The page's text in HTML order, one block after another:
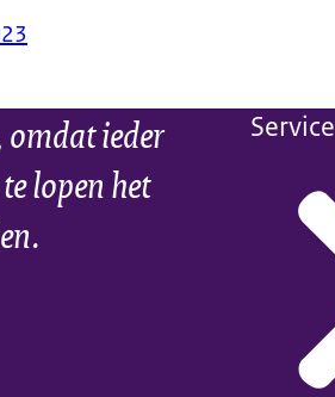
ieder
lopen het
Service